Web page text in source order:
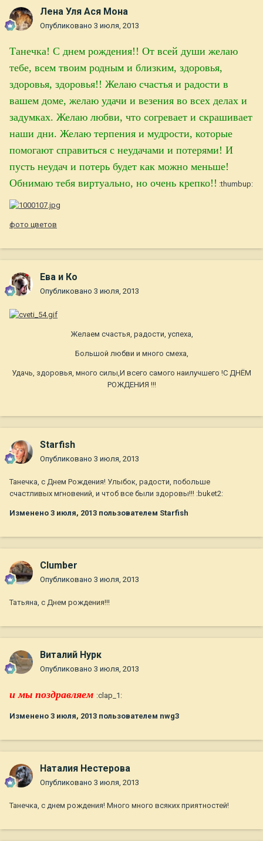
Лена Уля Ася Мона
Опубликовано 3 июля, 2013
Танечка! С днем рождения!! От всей души желаю
тебе, всем твоим родным и близким, здоровья,
здоровья, здоровья!! Желаю счастья и радости в
вашем доме, желаю удачи и везения во всех делах и
задумках. Желаю любви, что согревает и скрашивает
наши дни. Желаю терпения и мудрости, которые
помогают справиться с неудачами и потерями! И
пусть неудач и потерь будет как можно меньше!
Обнимаю тебя виртуально, но очень крепко!! :thumbup:
фото цветов
Ева и Ко
Опубликовано 3 июля, 2013
Желаем счастья, радости, успеха,
Большой любви и много смеха,
Удачь, здоровья, много силы,И всего самого наилучшего !С ДНЁМ
РОЖДЕНИЯ !!!
Starfish
Опубликовано 3 июля, 2013
Танечка, с Днем Рождения! Улыбок, радости, побольше
счастливых мгновений, и чтоб все были здоровы!!! :buket2:
Изменено 3 июля, 2013 пользователем Starfish
Clumber
Опубликовано 3 июля, 2013
Татьяна, с Днем рождения!!!
Виталий Нурк
Опубликовано 3 июля, 2013
и мы поздравляем :clap_1:
Изменено 3 июля, 2013 пользователем nwg3
Наталия Нестерова
Опубликовано 3 июля, 2013
Танечка, с днем рождения! Много много всяких приятностей!